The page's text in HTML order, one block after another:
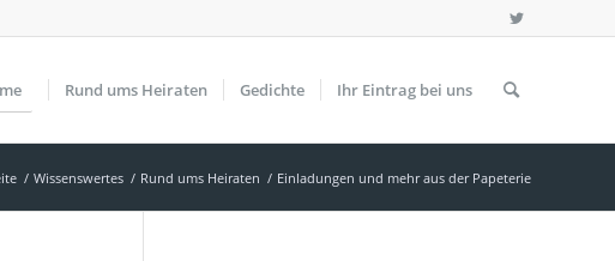
Rund ums Heiraten Gedichte Ihr Eintrag bei uns
/ Wissenswertes / Rund ums Heiraten / Einladungen und mehr aus der Papeterie